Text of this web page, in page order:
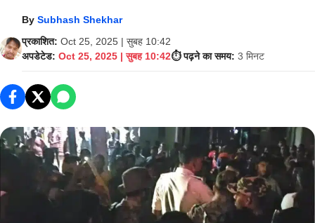
BySubhash Shekhar
प्रकाशित: Oct 25, 2025 | सुबह 10:42
अपडेटेड: Oct 25, 2025 | सुबह 10:42⏱️ पढ़ने का समय: 3 मिनट